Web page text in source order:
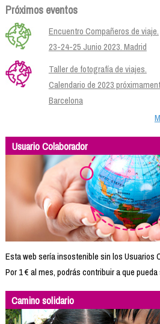
Próximos eventos
Encuentro Compañeros de viaje.
23-24-25 Junio 2023. Madrid
Taller de fotografía de viajes.
Calendario de 2023
Barcelona
Usuario Colaborador
Esta web sería insostenible sin los Usuarios
Por 1 € al mes, podrás contribuir a que
Camino solidario